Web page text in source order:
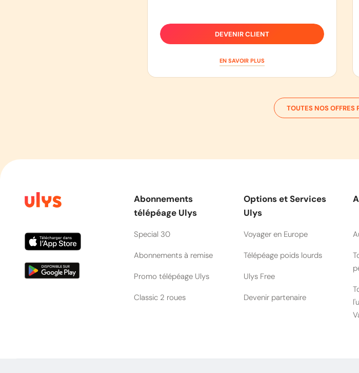
DEVENIR CLIENT
EN SAVOIR PLUS
TOUTES NOS OFFRES
Abonnements
télépéage Ulys
Special 30
Abonnements à remise
Promo télépéage Ulys
Classic 2 roues
Options et Services
Ulys
Voyager en Europe
Télépéage poids lourds
Ulys Free
Devenir partenaire